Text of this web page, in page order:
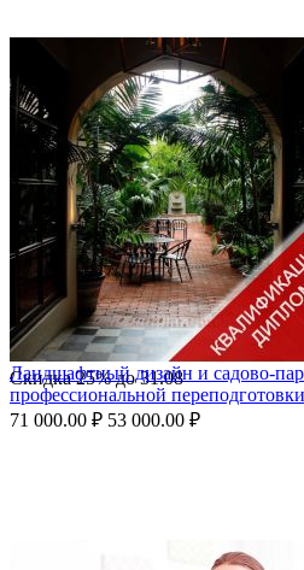
Скидка25%до31.08
Ландшафтный дизайн и садово-
профессиональной
71 000.00 ₽ 53 000.00 ₽